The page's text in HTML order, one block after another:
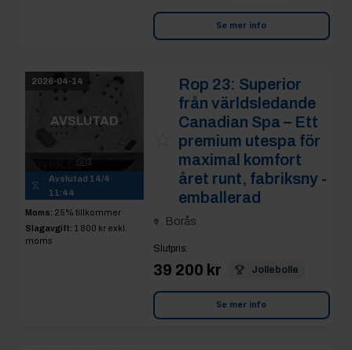
Se mer info
2026-04-14
AVSLUTAD
3
Avslutad 14/4
11:44
Moms: 25% tillkommer
Slagavgift: 1 800 kr exkl.
moms
Rop 23: Superior
från världsledande
Canadian Spa – Ett
premium utespa för
maximal komfort
året runt, fabriksny -
emballerad
Borås
Slutpris:
39 200 kr Jollebolle
Se mer info